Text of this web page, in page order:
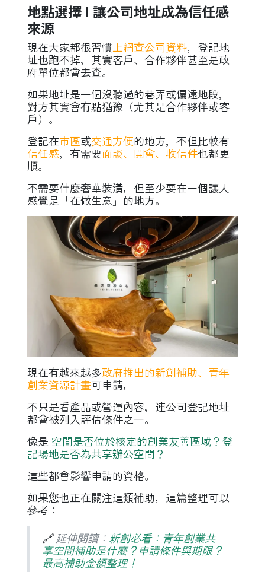
地點選擇 l 讓公司地址成為信任感
來源
現在大家都很習慣上網查公司資料，登記地
址也跑不掉，其實客戶、合作夥伴甚至是政
府單位都會去查。
如果地址是一個沒聽過的巷弄或偏遠地段，
對方其實會有點猶豫（尤其是合作夥伴或客
戶）。
登記在市區或交通方便的地方，不但比較有
信任感，有需要面談、開會、收信件也都更
順。
不需要什麼奢華裝潢，但至少要在一個讓人
感覺是「在做生意」的地方。
現在有越來越多政府推出的新創補助、青年
創業資源計畫可申請，
不只是看產品或營運內容，連公司登記地址
都會被列入評估條件之一。
像是 空間是否位於核定的創業友善區域？登
記場地是否為共享辦公空間？
這些都會影響申請的資格。
如果您也正在關注這類補助，這篇整理可以
參考：
🔗 延伸閱讀： 新創必看：青年創業共
享空間補助是什麼？申請條件與期限？
最高補助金額整理！